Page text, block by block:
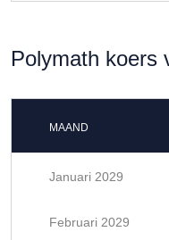
Polymath koers
MAAND
Januari 2029
Februari 2029